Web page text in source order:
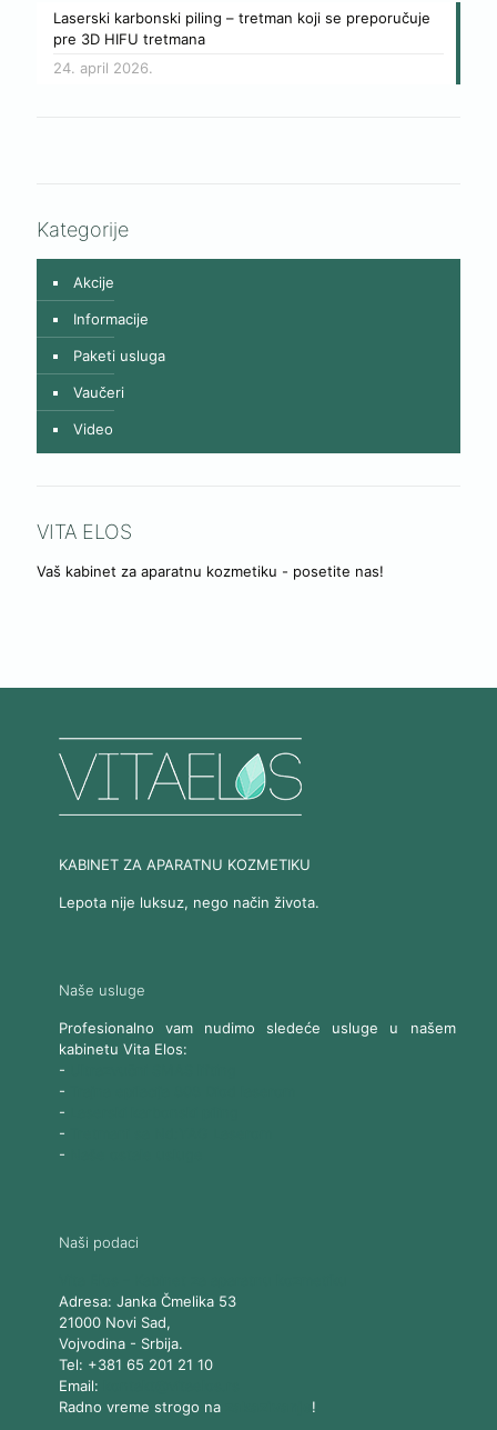
Laserski karbonski piling – tretman koji se preporučuje
pre 3D HIFU tretmana
24. april 2026.
Kategorije
Akcije
Informacije
Paketi usluga
Vaučeri
Video
VITA ELOS
Vaš kabinet za aparatnu kozmetiku - posetite nas!
KABINET ZA APARATNU KOZMETIKU
Lepota nije luksuz, nego način života.
Naše usluge
Profesionalno vam nudimo sledeće usluge u našem
kabinetu Vita Elos:
-
-
-
-
-
Naši podaci
Adresa: Janka Čmelika 53
21000 Novi Sad,
Vojvodina- Srbija.
Tel: +381 65 201 21 10
Email:
Radno vreme strogo na
!